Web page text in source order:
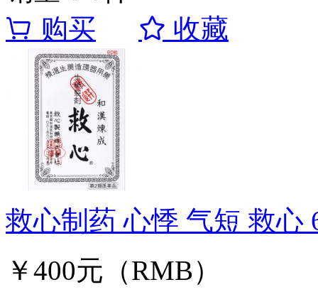
购买
收藏
救心制药 心悸 气短 救心
￥400元（RMB）